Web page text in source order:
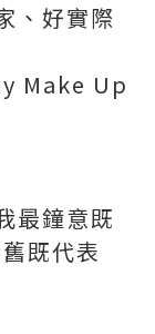
、好實際
Make Up
最鐘意既
既代表